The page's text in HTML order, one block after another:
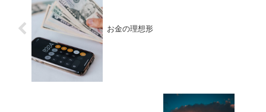
お金の理想形